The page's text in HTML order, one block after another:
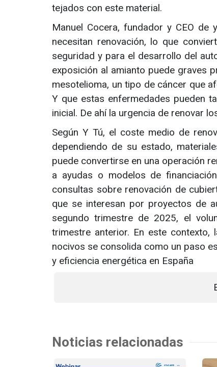
tejados con este material.
Manuel Cocera, fundador y CEO
necesitan renovación, lo que
seguridad y para el desarrollo del
exposición al amianto puede graves
mesotelioma, un tipo de cáncer que
Y que estas enfermedades pueden
inicial. De ahí la urgencia de renovar
Según Y Tú, el coste medio de
dependiendo de su estado,
puede convertirse en una operación
a ayudas o modelos de
consultas sobre renovación de
que se interesan por proyectos de
segundo trimestre de 2025, el
trimestre anterior. En este
nocivos se consolida como un paso
y eficiencia energética en España
Noticias relacionadas